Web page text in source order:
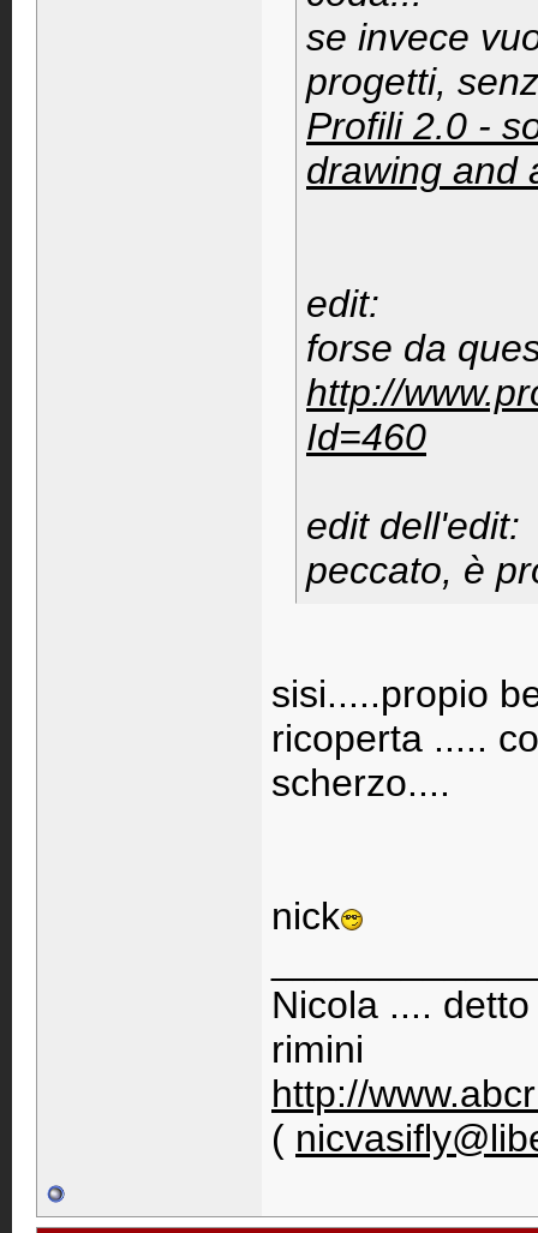
se invece
progetti,
Profili 2.0 -
drawing and
edit:
forse da
http://
Id=460
edit dell'edit:
peccato, è
sisi.....propio
ricoperta .....
scherzo....
nick
Nicola ....
rimini
http://
(